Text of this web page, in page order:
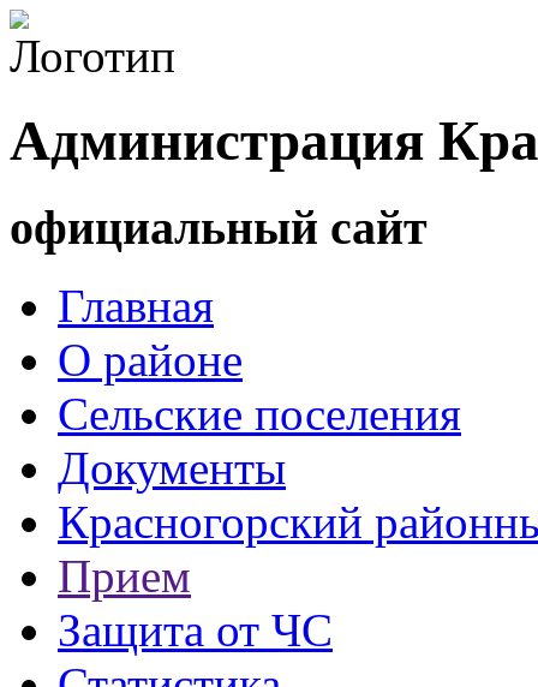
Администрация
официальный сайт
Главная
О районе
Сельские поселения
Документы
Красногорский
Прием
Защита от ЧС